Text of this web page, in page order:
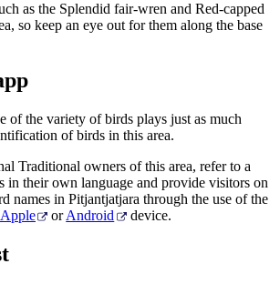
as the Splendid fair-wren and Red-capped
so keep an eye out for them along the base
of the variety of birds plays just as much
of birds in this area.
Traditional owners of this area, refer to a
in their own language and provide visitors on
names in Pitjantjatjara through the use of the
Apple orAndroid device.